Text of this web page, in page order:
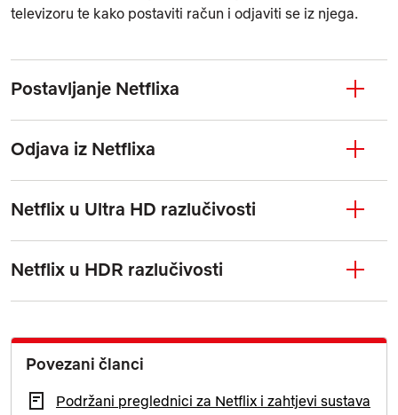
televizoru te kako postaviti račun i odjaviti se iz njega.
Postavljanje Netflixa
Odjava iz Netflixa
Netflix u Ultra HD razlučivosti
Netflix u HDR razlučivosti
Povezani članci
Podržani preglednici za Netflix i zahtjevi sustava